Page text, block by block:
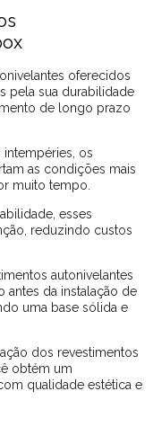
pela sua durabilidade
de longo prazo
as condições mais
muito tempo.
reduzindo custos
antes da instalação de
uma base sólida e
obtém um
qualidade estética e